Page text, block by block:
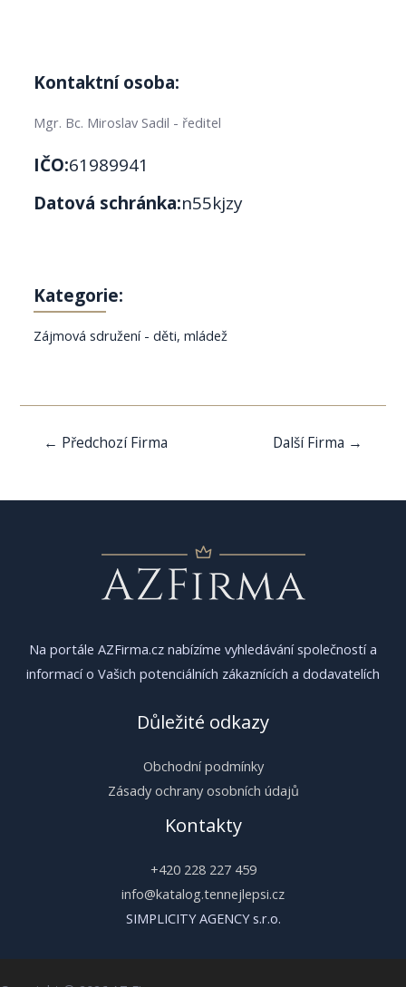
Kontaktní osoba:
Mgr. Bc. Miroslav Sadil - ředitel
IČO:61989941
Datová schránka:n55kjzy
Kategorie:
Zájmová sdružení - děti, mládež
Navigace
← Předchozí Firma Další Firma →
Na portále AZFirma.cz nabízíme vyhledávání společností a
informací o Vašich potenciálních zákaznících a dodavatelích
Důležité odkazy
Obchodní podmínky
Zásady ochrany osobních údajů
Kontakty
+420 228 227 459
info@katalog.tennejlepsi.cz
SIMPLICITY AGENCY s.r.o.